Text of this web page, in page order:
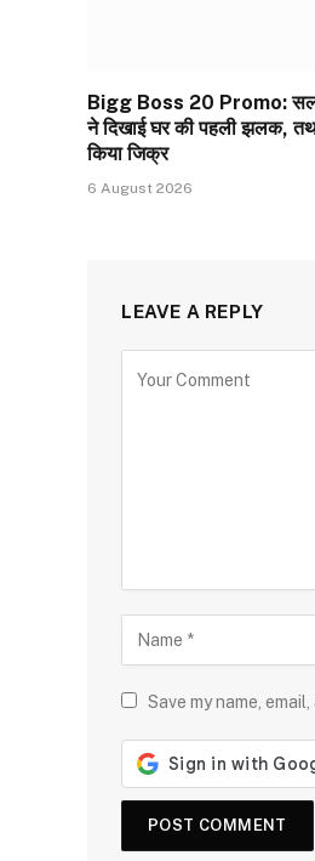
Bigg Boss 20 Promo:
ने दिखाई घर की पहली झलक,
किया जिक्र
6 August 2026
LEAVE A REPLY
Save my name,